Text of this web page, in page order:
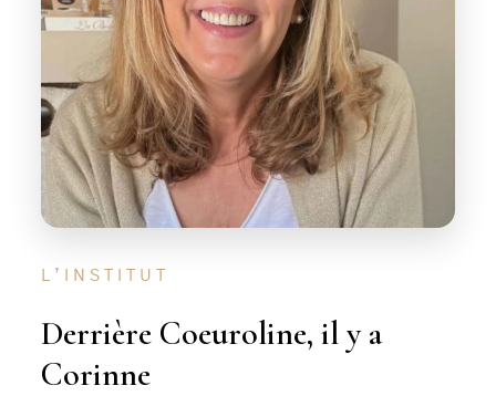
L’INSTITUT
Derrière Coeuroline, il y a
Corinne